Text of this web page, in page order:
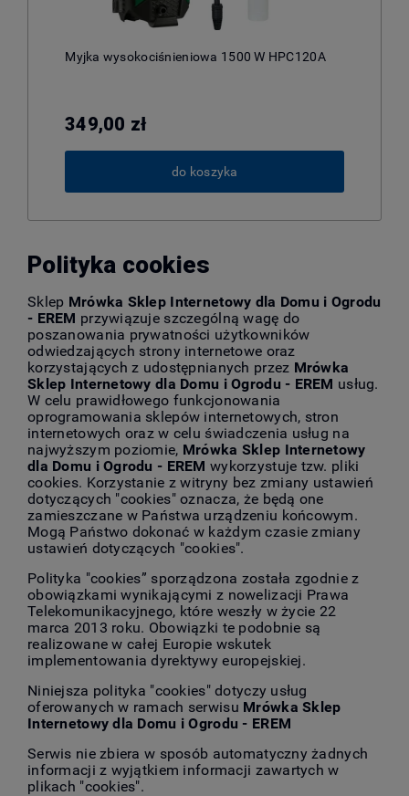
Myjka wysokociśnieniowa 1500 W HPC120A
349,00 zł
do koszyka
Polityka cookies
Sklep Mrówka Sklep Internetowy dla Domu i Ogrodu
- EREM przywiązuje szczególną wagę do
poszanowania prywatności użytkowników
odwiedzających strony internetowe oraz
korzystających z udostępnianych przez Mrówka
Sklep Internetowy dla Domu i Ogrodu - EREM usług.
W celu prawidłowego funkcjonowania
oprogramowania sklepów internetowych, stron
internetowych oraz w celu świadczenia usług na
najwyższym poziomie, Mrówka Sklep Internetowy
dla Domu i Ogrodu - EREM wykorzystuje tzw. pliki
cookies. Korzystanie z witryny bez zmiany ustawień
dotyczących "cookies" oznacza, że będą one
zamieszczane w Państwa urządzeniu końcowym.
Mogą Państwo dokonać w każdym czasie zmiany
ustawień dotyczących "cookies".
Polityka "cookies” sporządzona została zgodnie z
obowiązkami wynikającymi z nowelizacji Prawa
Telekomunikacyjnego, które weszły w życie 22
marca 2013 roku. Obowiązki te podobnie są
realizowane w całej Europie wskutek
implementowania dyrektywy europejskiej.
Niniejsza polityka "cookies" dotyczy usług
oferowanych w ramach serwisu Mrówka Sklep
Internetowy dla Domu i Ogrodu - EREM
Serwis nie zbiera w sposób automatyczny żadnych
informacji z wyjątkiem informacji zawartych w
plikach "cookies".